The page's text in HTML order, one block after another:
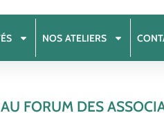
NOS ATELIERS
FORUM DES